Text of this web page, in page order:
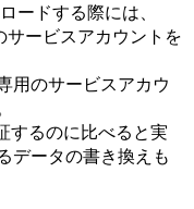
ードする際には、
ービスアカウントを
用のサービスアカウ
するのに比べると実
データの書き換えも